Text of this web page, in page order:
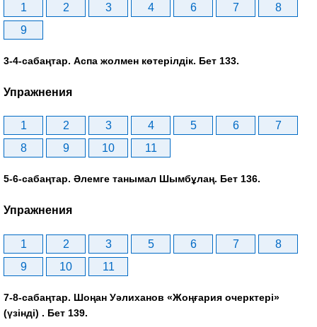
1 2 3 4 6 7
8
9
3-4-сабаңтар. Аспа жолмен көтерілдік. Бет 133.
Упражнения
1 2 3 4 5 6
7
8
9 10 11
5-6-сабаңтар. Әлемге танымал Шымбұлаң. Бет 136.
Упражнения
1 2 3 5 6 7
8
9
10 11
7-8-сабаңтар. Шоңан Уәлиханов «Жоңғария очерктері»
(үзінді) . Бет 139.